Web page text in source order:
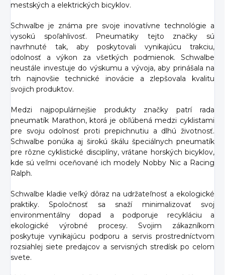
mestských a elektrických bicyklov.
Schwalbe je známa pre svoje inovatívne technológie a
vysokú spoľahlivosť. Pneumatiky tejto značky sú
navrhnuté tak, aby poskytovali vynikajúcu trakciu,
odolnosť a výkon za všetkých podmienok. Schwalbe
neustále investuje do výskumu a vývoja, aby prinášala na
trh najnovšie technické inovácie a zlepšovala kvalitu
svojich produktov.
Medzi najpopulárnejšie produkty značky patrí rada
pneumatík Marathon, ktorá je obľúbená medzi cyklistami
pre svoju odolnosť proti prepichnutiu a dlhú životnosť.
Schwalbe ponúka aj širokú škálu špeciálnych pneumatík
pre rôzne cyklistické disciplíny, vrátane horských bicyklov,
kde sú veľmi oceňované ich modely Nobby Nic a Racing
Ralph.
Schwalbe kladie veľký dôraz na udržateľnosť a ekologické
praktiky. Spoločnosť sa snaží minimalizovať svoj
environmentálny dopad a podporuje recykláciu a
ekologické výrobné procesy. Svojim zákazníkom
poskytuje vynikajúcu podporu a servis prostredníctvom
rozsiahlej siete predajcov a servisných stredísk po celom
svete.